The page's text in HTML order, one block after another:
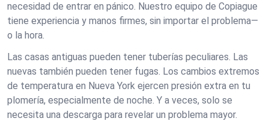
necesidad de entrar en pánico. Nuestro equipo de Copiague
tiene experiencia y manos firmes, sin importar el problema—
o la hora.
Las casas antiguas pueden tener tuberías peculiares. Las
nuevas también pueden tener fugas. Los cambios extremos
de temperatura en Nueva York ejercen presión extra en tu
plomería, especialmente de noche. Y a veces, solo se
necesita una descarga para revelar un problema mayor.